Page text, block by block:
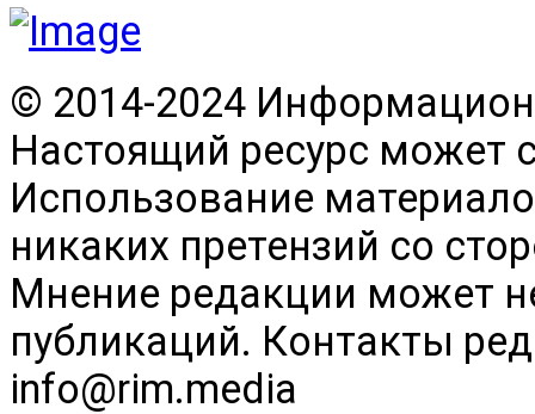
© 2014-2024
Настоящий ресурс может
Использование
никаких претензий со
Мнение редакции может
публикаций. Контакты
info@rim.media